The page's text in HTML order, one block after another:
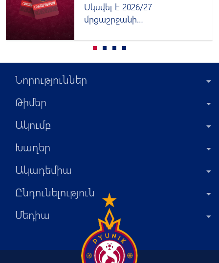
Սկսվել է 2026/27
մրցաշրջանի
Նորություններ
Թիմեր
Ակումբ
Խաղեր
Ակադեմիա
Ընդունելություն
Մեդիա